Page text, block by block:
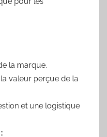
la marque.
valeur perçue de la
et une logistique